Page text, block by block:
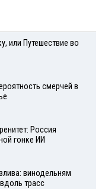
или Путешествие во
смерчей в
Россия
гонке ИИ
винодельням
трасс